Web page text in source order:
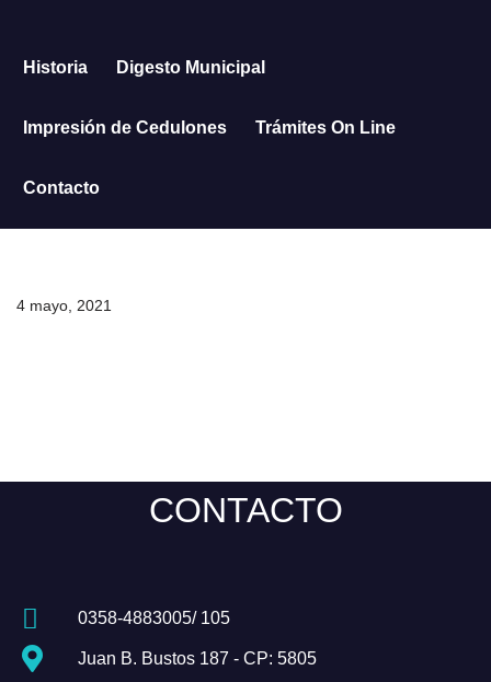
Saltar
Historia Digesto Municipal
Impresión de Cedulones Trámites On Line
Contacto
4 mayo, 2021
CONTACTO
0358-4883005/ 105
Juan B. Bustos 187 - CP: 5805